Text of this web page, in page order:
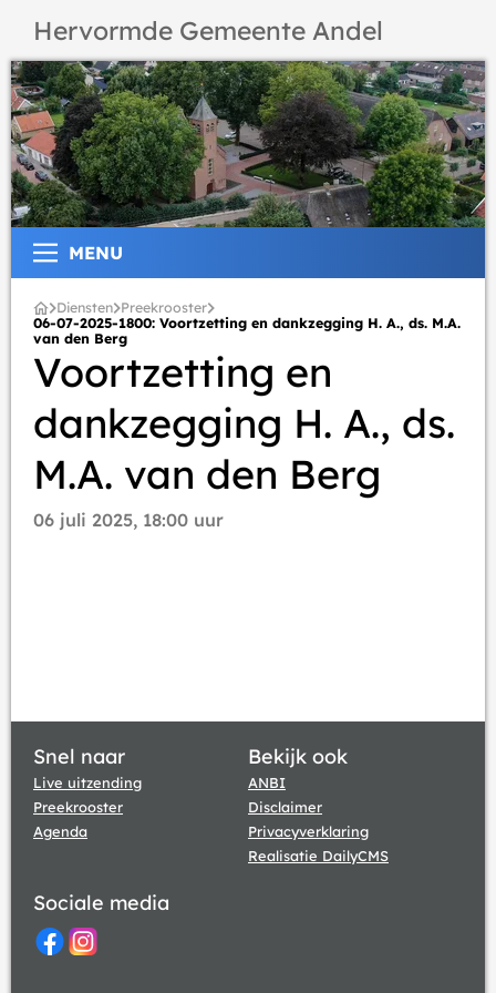
Hervormde Gemeente Andel
MENU
Diensten Preekrooster
06-07-2025-1800: Voortzetting en dankzegging H. A., ds. M.A.
van den Berg
Voortzetting en
dankzegging H. A., ds.
M.A. van den Berg
06 juli 2025, 18:00 uur
Snel naar
Live uitzending
Preekrooster
Agenda
Bekijk ook
ANBI
Disclaimer
Privacyverklaring
Realisatie DailyCMS
Sociale media